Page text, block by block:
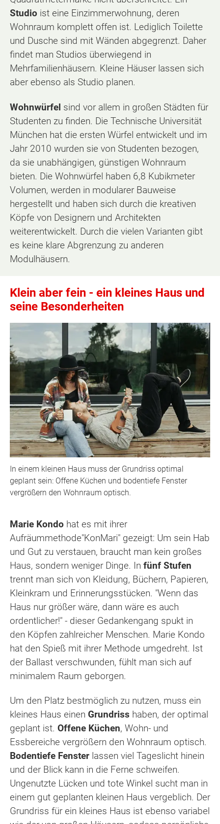
Studio ist eine Einzimmerwohnung, deren
Wohnraum komplett offen ist. Lediglich Toilette
und Dusche sind mit Wänden abgegrenzt. Daher
findet man Studios überwiegend in
Mehrfamilienhäusern. Kleine Häuser lassen sich
aber ebenso als Studio planen.
Wohnwürfel sind vor allem in großen Städten für
Studenten zu finden. Die Technische Universität
München hat die ersten Würfel entwickelt und im
Jahr 2010 wurden sie von Studenten bezogen,
da sie unabhängigen, günstigen Wohnraum
bieten. Die Wohnwürfel haben 6,8 Kubikmeter
Volumen, werden in modularer Bauweise
hergestellt und haben sich durch die kreativen
Köpfe von Designern und Architekten
weiterentwickelt. Durch die vielen Varianten gibt
es keine klare Abgrenzung zu anderen
Modulhäusern.
Klein aber fein - ein kleines Haus und
seine Besonderheiten
In einem kleinen Haus muss der Grundriss optimal
geplant sein: Offene Küchen und bodentiefe Fenster
vergrößern den Wohnraum optisch.
Marie Kondo hat es mit ihrer
Aufräummethode"KonMari" gezeigt: Um sein Hab
und Gut zu verstauen, braucht man kein großes
Haus, sondern weniger Dinge. In fünf Stufen
trennt man sich von Kleidung, Büchern, Papieren,
Kleinkram und Erinnerungsstücken. "Wenn das
Haus nur größer wäre, dann wäre es auch
ordentlicher!" - dieser Gedankengang spukt in
den Köpfen zahlreicher Menschen. Marie Kondo
hat den Spieß mit ihrer Methode umgedreht. Ist
der Ballast verschwunden, fühlt man sich auf
minimalem Raum geborgen.
Um den Platz bestmöglich zu nutzen, muss ein
kleines Haus einen Grundriss haben, der optimal
geplant ist. Offene Küchen, Wohn- und
Essbereiche vergrößern den Wohnraum optisch.
Bodentiefe Fenster lassen viel Tageslicht hinein
und der Blick kann in die Ferne schweifen.
Ungenutzte Lücken und tote Winkel sucht man in
einem gut geplanten kleinen Haus vergeblich. Der
Grundriss für ein kleines Haus ist ebenso variabel